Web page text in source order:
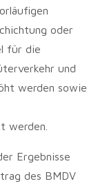
oder
für die
und
werden sowie
werden.
Ergebnisse
des BMDV